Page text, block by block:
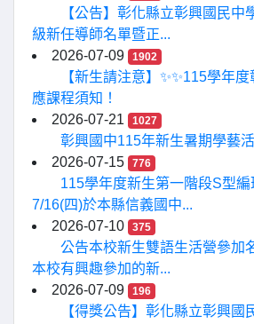
【公告】彰化縣立彰興國民中
級新任導師名單暨正...
2026-07-09
1902
【新生請注意】✨✨115學年
應課程須知！
2026-07-21
1027
彰興國中115年新生暑期學藝
2026-07-15
776
115學年度新生第一階段S型
7/16(四)於本縣信義國中...
2026-07-10
375
公告本校新生雙語生活營參加
本校有興趣參加的新...
2026-07-09
196
【得獎公告】彰化縣立彰興國